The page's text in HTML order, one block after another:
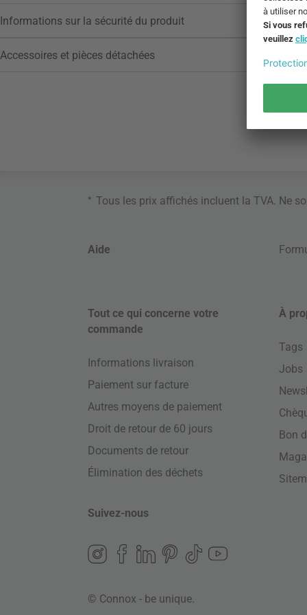
Informations sur la sécurité du produit
Accessoires et pièces détachées
* Tous les prix affichés incluent la TVA. Ne
Aide
Tout ce qui concerne votre
commande
Informations livraison
Paiement sur facture
Autres moyens de paiement
Droit de retour de 60 jours
Documents de retour
Élimination des déchets
À
Tags
Jobs
Bon
Suivez-nous
© Connox - be unique.